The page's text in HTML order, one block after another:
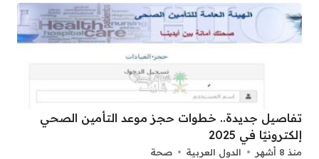
تفاصيل جديدة.. خطوات حجز موعد التأمين الصحي
إلكترونيًا في 2025
منذ 8 أشهر الدول العربية صحة